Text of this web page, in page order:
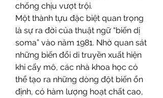
chống chịu vượt trội.
Một thành tựu đặc biệt quan trọng
là sự ra đời của thuật ngữ “biến dị
soma” vào năm 1981. Nhờ quan sát
những biến đổi di truyền xuất hiện
khi cấy mô, các nhà khoa học có
thể tạo ra những dòng đột biến ổn
định, có hàm lượng hoạt chất cao,